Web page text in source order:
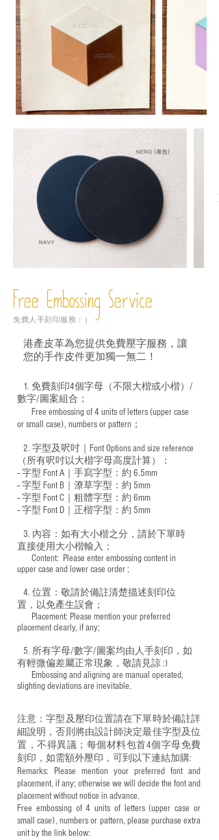
Free Embossing Service
免費人手刻印服務：）
港產皮革為您提供免費壓字服務，讓
您的手作皮件更加獨一無二！
1. 免費刻印4個字母（不限大楷或小楷）/
數字/圖案組合；
Free embossing of 4 units of letters (upper case
or small case), numbers or pattern；
2. 字型及呎吋｜ Font Options and size reference
（所有呎吋以大楷字母高度計算）：
-- 字型 Font A｜手寫字型：約 6.5mm
-- 字型 Font B｜潦草字型： 約 5mm
-- 字型 Font C｜粗體字型：約 6mm
-- 字型 Font D｜正楷字型： 約 5mm
3. 內容：如有大小楷之分，請於下單時
直接使用大小楷輸入；
​ Content: Please enter embossing content in
upper case and lower case order ;
4. 位置：敬請於備註清楚描述刻印位
置，以免產生誤會；
​ Placement: Please mention your preferred
placement clearly, if any;
5. 所有字母/數字/圖案均由人手刻印，如
有輕微偏差屬正常現象，敬請見諒 :)
​ Embossing and aligning are manual operated,
slighting deviations are inevitable.
注意：字型及壓印位置請在下單時於備註詳
細說明，否則將由設計師決定最佳字型及位
置，不得異議；每個材料包首4個字母免費
刻印，如需額外壓印，可到以下連結加購:
Remarks: Please mention your preferred font and
placement, if any; otherwise we will decide the font and
placement without notice in advance.
Free embossing of 4 units of letters (upper case or
small case), numbers or pattern, please purchase extra
unit by the link below: